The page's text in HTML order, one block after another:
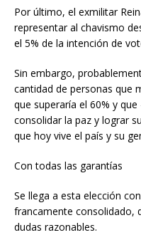
Por último, el exmilitar
representar al chavismo
el 5% de la intención de
Sin embargo,
cantidad de personas que
que superaría el 60% y
consolidar la paz y lograr
que hoy vive el país y su
Con todas las garantías
Se llega a esta elección
francamente consolidado,
dudas razonables.